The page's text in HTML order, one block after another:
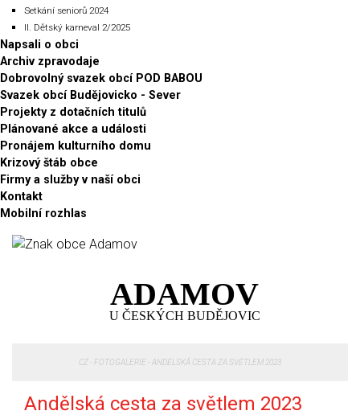
Setkání seniorů 2024
II. Dětský karneval 2/2025
Napsali o obci
Archiv zpravodaje
Dobrovolný svazek obcí POD BABOU
Svazek obcí Budějovicko - Sever
Projekty z dotačních titulů
Plánované akce a události
Pronájem kulturního domu
Krizový štáb obce
Firmy a služby v naší obci
Kontakt
Mobilní rozhlas
ADAMOV
U ČESKÝCH BUDĚJOVIC
CZ - FOTOGALERIE - ANDĚLSKÁ CESTA ZA SVĚTLEM 2023
Andělská cesta za světlem 2023